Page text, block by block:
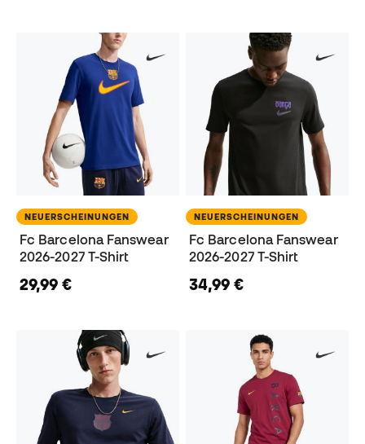
NEUERSCHEINUNGEN
Fc Barcelona Fanswear
2026-2027 T-Shirt
29,99 €
NEUERSCHEINUNGEN
Fc Barcelona Fanswear
2026-2027 T-Shirt
34,99 €